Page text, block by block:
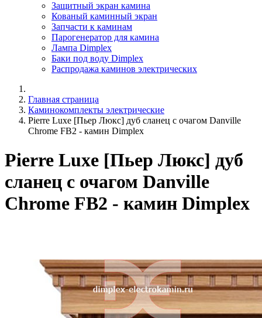
Защитный экран камина
Кованый каминный экран
Запчасти к каминам
Парогенератор для камина
Лампа Dimplex
Баки под воду Dimplex
Распродажа каминов электрических
Главная страница
Каминокомплекты электрические
Pierre Luxe [Пьер Люкс] дуб сланец с очагом Danville
Chrome FB2 - камин Dimplex
Pierre Luxe [Пьер Люкс] дуб
сланец с очагом Danville
Chrome FB2 - камин Dimplex